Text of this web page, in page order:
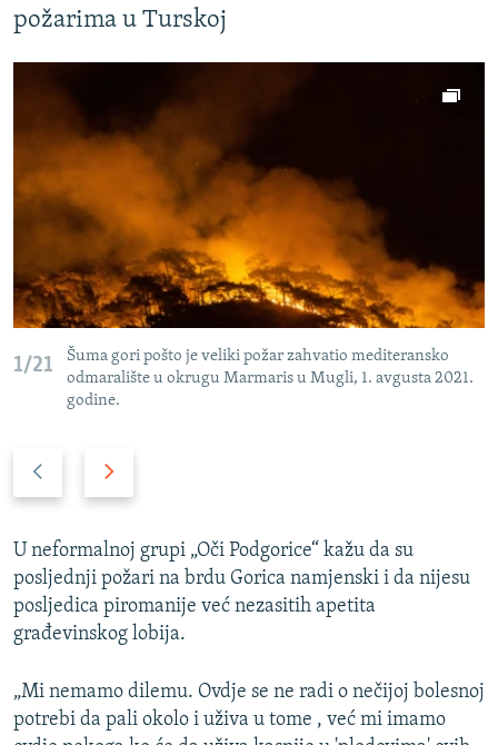
požarima u Turskoj
1/21
Šuma gori pošto je veliki požar zahvatio mediteransko
odmaralište u okrugu Marmaris u Mugli, 1. avgusta 2021.
godine.
t
h
o
d
s
l
e
d
n
i
l
a
j
U neformalnoj grupi „Oči Podgorice“ kažu da su
posljednji požari na brdu Gorica namjenski i da nijesu
posljedica piromanije već nezasitih apetita
građevinskog lobija.
„Mi nemamo dilemu. Ovdje se ne radi o nečijoj bolesnoj
potrebi da pali okolo i uživa u tome , već mi imamo